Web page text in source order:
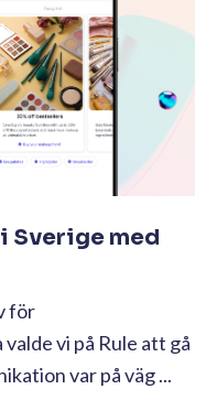
Sverige med
för
vi på Rule att gå
var på väg ...